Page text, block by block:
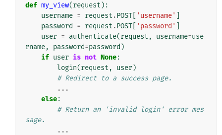
def my_view(request ):
username = request .POST[ 'username'
password
= request .POST[ 'password'
user = authenticate(request , username=use
rname, password=password )
if user is not None:
login(request , user)
# Redirect to a success page.
...
else:
# Return an 'invalid login' error mes
sage.
...